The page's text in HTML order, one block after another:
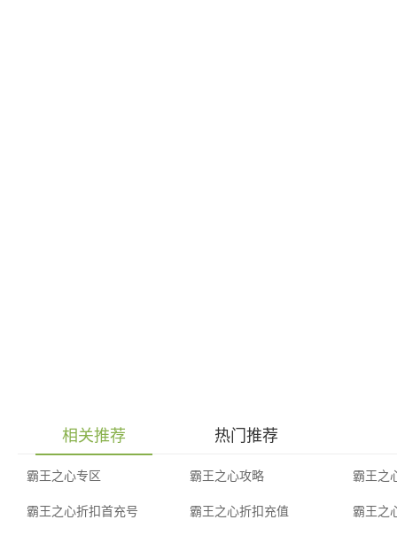
相关推荐 热门推荐
霸王之心专区 霸王之心攻略 霸王之
霸王之心折扣首充号 霸王之心折扣充值 霸王之